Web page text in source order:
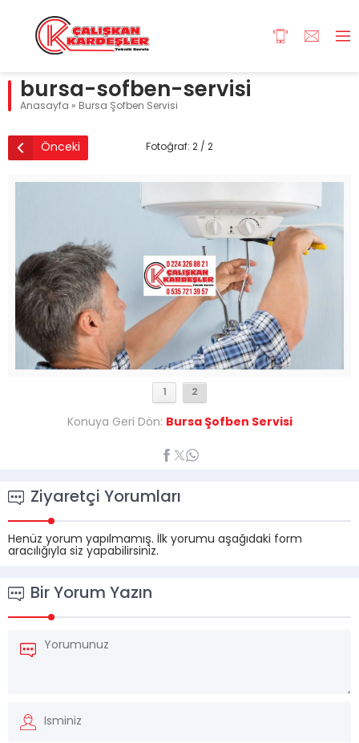
bursa-sofben-servisi
Anasayfa » Bursa Şofben Servisi
Önceki Fotoğraf: 2 / 2
1 2
Konuya Geri Dön: Bursa Şofben Servisi
Ziyaretçi Yorumları
Henüz yorum yapılmamış. İlk yorumu aşağıdaki form
aracılığıyla siz yapabilirsiniz.
Bir Yorum Yazın